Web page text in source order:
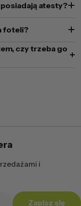
atesty?
foteli?
czy trzeba go
i
Zapisz się